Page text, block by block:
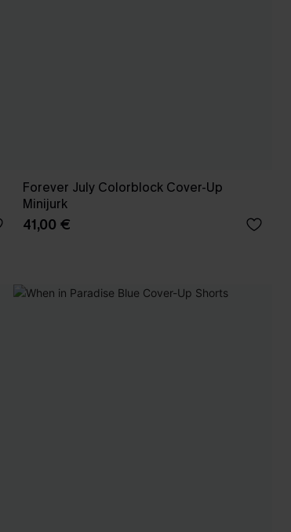
Forever July Colorblock Cover-Up
Minijurk
41,00 €